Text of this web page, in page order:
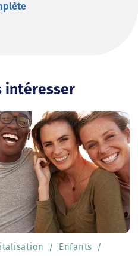
intéresser
Enfants